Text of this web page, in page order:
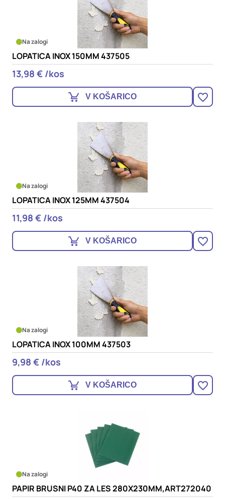
Na zalogi
LOPATICA INOX 150MM 437505
13,98 € /kos
V KOŠARICO
Na zalogi
LOPATICA INOX 125MM 437504
11,98 € /kos
V KOŠARICO
Na zalogi
LOPATICA INOX 100MM 437503
9,98 € /kos
V KOŠARICO
Na zalogi
PAPIR BRUSNI P40 ZA LES 280X230MM,ART272040